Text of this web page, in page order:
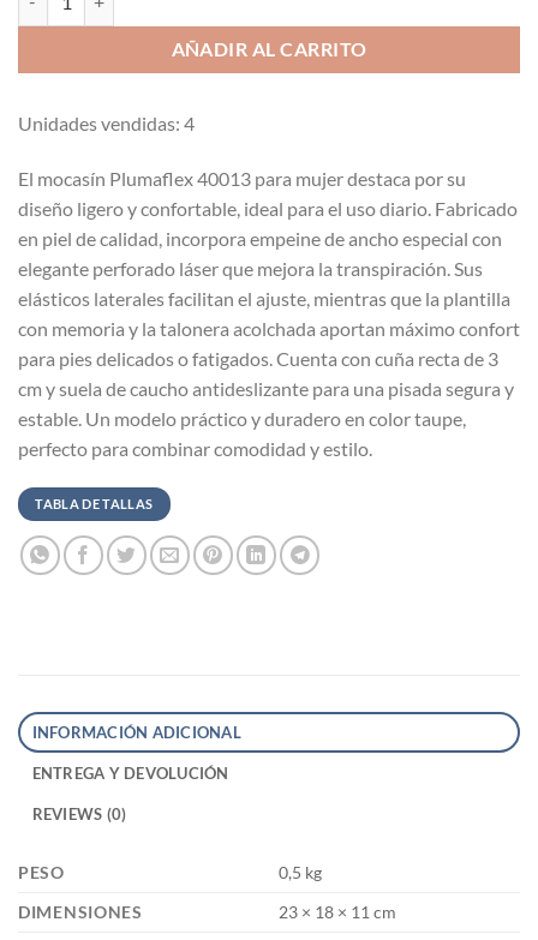
AÑADIR AL CARRITO
Unidades vendidas: 4
El mocasín Plumaflex 40013 para mujer destaca por su
diseño ligero y confortable, ideal para el uso diario. Fabricado
en piel de calidad, incorpora empeine de ancho especial con
elegante perforado láser que mejora la transpiración. Sus
elásticos laterales facilitan el ajuste, mientras que la plantilla
con memoria y la talonera acolchada aportan máximo confort
para pies delicados o fatigados. Cuenta con cuña recta de 3
cm y suela de caucho antideslizante para una pisada segura y
estable. Un modelo práctico y duradero en color taupe,
perfecto para combinar comodidad y estilo.
TABLA DE TALLAS
INFORMACIÓN ADICIONAL
ENTREGA Y DEVOLUCIÓN
REVIEWS (0)
PESO
0,5 kg
DIMENSIONES
23 × 18 × 11 cm